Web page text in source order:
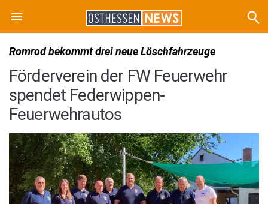
Romrod bekommt drei neue Löschfahrzeuge
Förderverein der FW Feuerwehr
spendet Federwippen-
Feuerwehrautos